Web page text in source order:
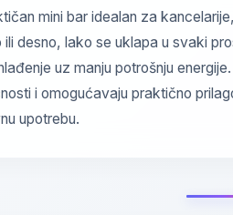
mini bar idealan za
desno, lako se uklapa u svaki
uz manju potrošnju
i omogućavaju praktično
upotrebu.